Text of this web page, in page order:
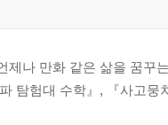
제나 만화 같은 삶을 꿈꾸
탐험대 수학』, 『사고뭉